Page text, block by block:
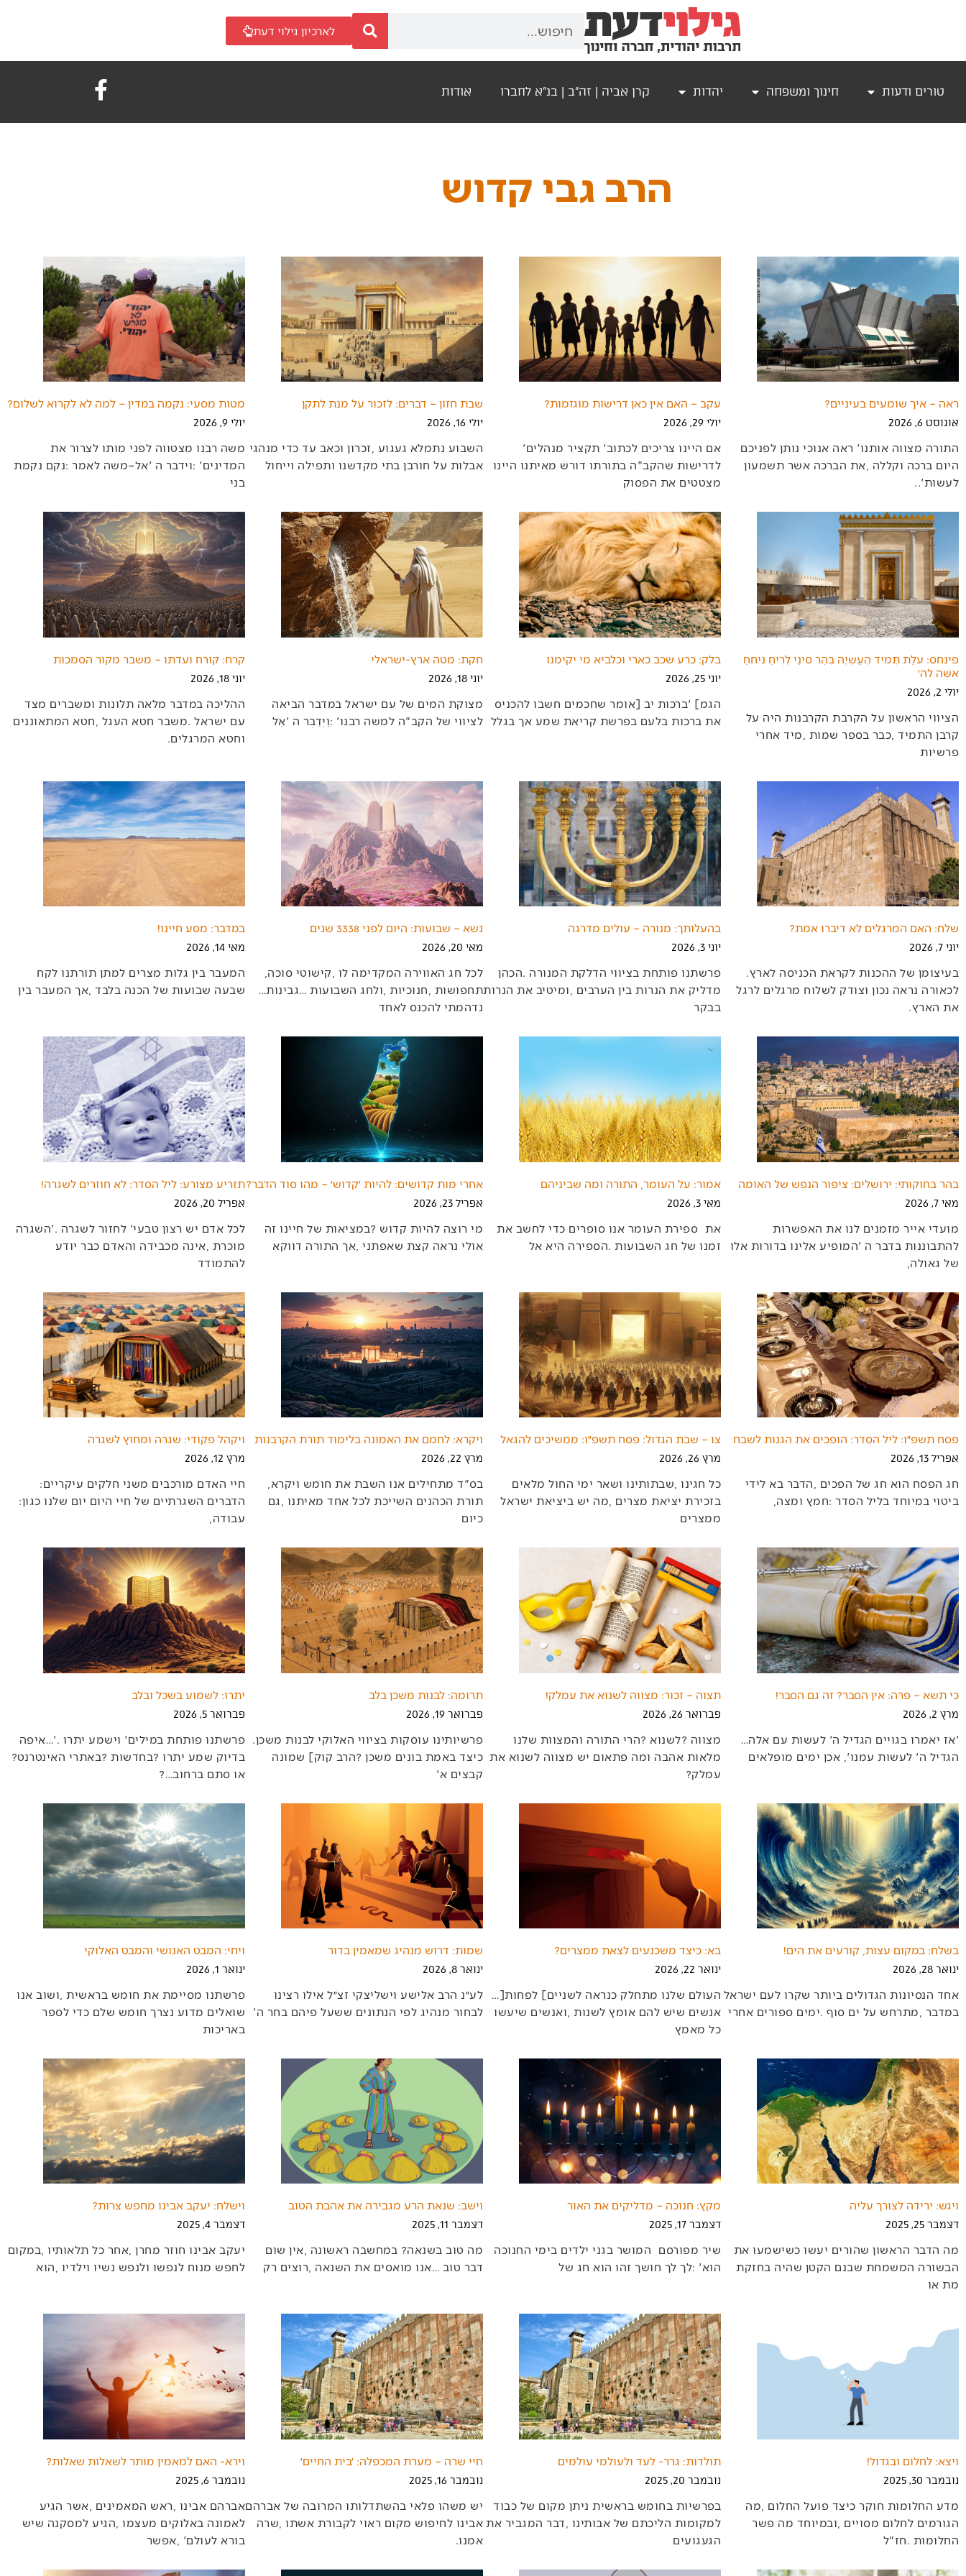
לארכיון גילוי דעת
טורים ודעות חינוך ומשפחה יהדות קרן אביה | זה"ב | בנ"א לחברו אודות
הרב גבי קדוש
ראה – איך שומעים בעיניים?
אוגוסט 6, 2026
‬לעשות‭..‬‮'‬‭
עקב – האם אין כאן דרישות מוגזמות?
יולי 29, 2026
אם‭ ‬היינו‭ ‬צריכים‭ ‬לכתוב‭ ‬‮'‬תקציר‭ ‬מנהלים‮'‬‭
‬מצטטים‭ ‬את‭ ‬הפסוק‭
שבת חזון – דברים: לזכור על מנת לתקן
יולי 16, 2026
‬אבלות‭ ‬על‭ ‬חורבן‭ ‬בתי‭ ‬מקדשנו‭ ‬ותפילה‭ ‬וייחול‭
מטות מסעי: נקמה במדין – למה לא לקרוא לשלום?
יולי 9, 2026
‬בני‭
פינחס: עֹלַת תָּמִיד הָעֲשֻׂיָה בְּהַר סִינַי לְרֵיחַ נִיחֹחַ
אִשֶּׁה לה׳
יולי 2, 2026
‬פרשיות‭
בלק: כרע שכב כארי וכלביא מי יקימנו
יוני 25, 2026
‬את‭ ‬ברכות‭ ‬בלעם‭ ‬בפרשת‭ ‬קריאת‭ ‬שמע‭ ‬אך‭ ‬בגלל‭
חקת: מטה ארץ-ישראלי
יוני 18, 2026
‬לציווי‭ ‬של‭ ‬הקב"ה‭ ‬למשה‭ ‬רבנו‭: ‬‮'‬וַיְדַבֵּר‭ ‬ה‮'‬‭ ‬אֶל‭
קרח: קורח ועדתו – משבר מקור הסמכות
יוני 18, 2026
‬וחטא‭ ‬המרגלים‭.
שלח: האם המרגלים לא דיברו אמת?
יוני 7, 2026
בעיצומן‭ ‬של‭ ‬ההכנות‭ ‬לקראת‭ ‬הכניסה‭ ‬לארץ‭.
‬את‭ ‬הארץ‭.
בהעלותך: מנורה – עולים מדרגה
יוני 3, 2026
‬בבקר‭
נשא – שבועות: היום לפני 3338 שנים
מאי 20, 2026
‬תחפושות‭, ‬חנוכיות‭, ‬ולחג‭ ‬השבועות‭… ‬גבינות‭…
‬נדהמתי‭ ‬להכנס‭ ‬לאחד‭
במדבר: מסע חיינו!
מאי 14, 2026
‬שבעה‭ ‬שבועות‭ ‬של‭ ‬הכנה‭ ‬בלבד‭, ‬אך‭ ‬המעבר‭ ‬בין‭
בהר בחוקותי: ירושלים: ציפור הנפש של האומה
מאי 7, 2026
‬של‭ ‬גאולה‭,
אמור: על העומר, התורה ומה שביניהם
מאי 3, 2026
‬זמנו‭ ‬של‭ ‬חג‭ ‬השבועות‭. ‬הספירה‭ ‬היא‭ ‬אל‭
אחרי מות קדושים: להיות ׳קדוש׳ – מהו סוד הדבר?
אפריל 23, 2026
‬אולי‭ ‬נראה‭ ‬קצת‭ ‬שאפתני‭, ‬אך‭ ‬התורה‭ ‬דווקא‭
תזריע מצורע: ליל הסדר: לא חוזרים לשגרה!
אפריל 20, 2026
‬להתמודד‭
פסח תשפ״ו: ליל הסדר: הופכים את הגנות לשבח
אפריל 13, 2026
‬ביטוי‭ ‬במיוחד‭ ‬בליל‭ ‬הסדר‭: ‬חמץ‭ ‬ומצה‭,
צו – שבת הגדול: פסח תשפ״ו: ממשיכים להגאל
מרץ 26, 2026
‬ממצרים‭
ויקרא: לחמם את האמונה בלימוד תורת הקרבנות
מרץ 22, 2026
‬כיום‭
ויקהל פקודי: שגרה ומחוץ לשגרה
מרץ 12, 2026
חיי‭ ‬האדם‭ ‬מורכבים‭ ‬משני‭ ‬חלקים‭ ‬עיקריים‭:
‬הדברים‭ ‬השגרתיים‭ ‬של‭ ‬חיי‭ ‬היום‭ ‬יום‭ ‬שלנו‭ ‬כגון‭:
‬עבודה‭,
כי תשא – פרה: אין הסבר? זה גם הסבר!
מרץ 2, 2026
'אז יאמרו בגויים הגדיל ה' לעשות עם אלה…
הגדיל ה' לעשות עמנו', אכן ימים מופלאים
תצוה – זכור: מצווה לשנוא את עמלק!
פברואר 26, 2026
‬עמלק‭?
תרומה: לבנות משכן בלב
פברואר 19, 2026
‬קבצים‭ ‬א‮'‬‭
יתרו: לשמוע בשכל ובלב
פברואר 5, 2026
‬בדיוק‭ ‬שמע‭ ‬יתרו‭? ‬בחדשות‭? ‬באתרי‭ ‬האינטרנט‭?
‬או‭ ‬סתם‭ ‬ברחוב‭?…
בשלח: במקום עצות, קורעים את הים!
ינואר 28, 2026
‬במדבר‭, ‬מתרחש‭ ‬על‭ ‬ים‭ ‬סוף‭. ‬ימים‭ ‬ספורים‭ ‬אחרי‭
בא: כיצד משכנעים לצאת ממצרים?
ינואר 22, 2026
העולם‭ ‬שלנו‭ ‬מתחלק‭ ‬כנראה‭ ‬לשניים‭ [‬לפחות‭…]
‬כל‭ ‬מאמץ‭
שמות: דרוש מנהיג שמאמין בדור
ינואר 8, 2026
‬לבחור‭ ‬מנהיג‭ ‬לפי‭ ‬הנתונים‭ ‬ששעל‭ ‬פיהם‭ ‬בחר‭ ‬ה‮'‬‭
ויחי: המבט האנושי והמבט האלוקי
ינואר 1, 2026
‬באריכות‭
ויגש: ירידה לצורך עליה
דצמבר 25, 2025
‬מת‭ ‬או‭
מקץ: חנוכה – מדליקים את האור
דצמבר 17, 2025
‬הוא‭: '‬לך‭ ‬לך‭ ‬חושך‭ ‬זהו‭ ‬הוא‭ ‬חג‭ ‬של‭
וישב: שנאת הרע מגבירה את אהבת הטוב
דצמבר 11, 2025
‬דבר‭ ‬טוב‭… ‬אנו‭ ‬מואסים‭ ‬את‭ ‬השנאה‭, ‬רוצים‭ ‬רק‭
וישלח: יעקב אבינו מחפש צרות?
דצמבר 4, 2025
‬לחפש‭ ‬מנוח‭ ‬לנפשו‭ ‬ולנפש‭ ‬נשיו‭ ‬וילדיו‭, ‬הוא‭
ויצא: לחלום ובגדול!
נובמבר 30, 2025
‬החלומות‭. ‬חז"ל‭
תולדות: גרר- לעד ולעולמי עולמים
נובמבר 20, 2025
‬הגעגועים‭
חיי שרה – מערת המכפלה: ׳בית החיים׳
נובמבר 16, 2025
‬אמנו‭.
וירא- האם למאמין מותר לשאלות שאלות?
נובמבר 6, 2025
‬בורא‭ ‬לעולם‭, ‬‮'‬אפשר‭